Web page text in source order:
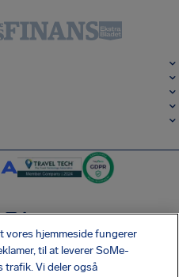
SocialInstagram
SocialLinkedin
GRATIS APP
vores hjemmeside fungerer
til at leverer SoMe-
trafik. Vi deler også